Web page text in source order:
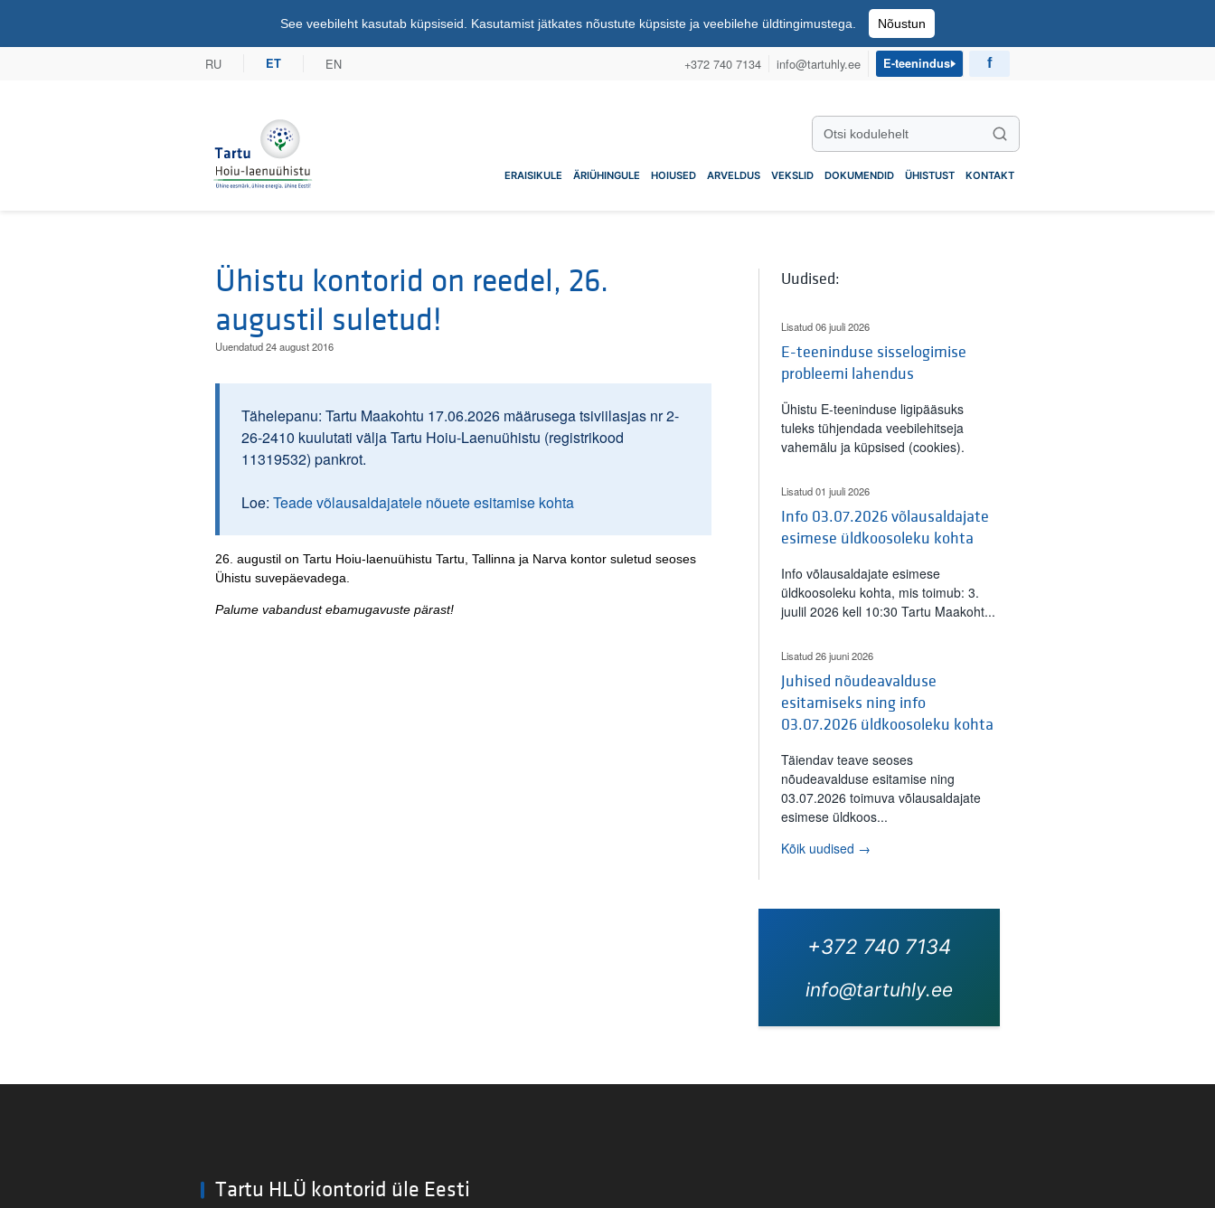
See veebileht kasutab küpsiseid. Kasutamist jätkates nõustute küpsiste ja veebilehe üldtingimustega. Nõustun
RU ET EN +372 740 7134 info@tartuhly.ee E-teenindus
Tartu Hoiu-laenuühistu
Otsi kodulehelt
Otsi
ERAISIKULE ÄRIÜHINGULE HOIUSED ARVELDUS VEKSLID DOKUMENDID ÜHISTUST KONTAKT
Ühistu kontorid on reedel, 26.
augustil suletud!
Uuendatud 24 august 2016
Tähelepanu: Tartu Maakohtu 17.06.2026 määrusega tsiviilasjas nr 2-
26-2410 kuulutati välja Tartu Hoiu-Laenuühistu (registrikood
11319532) pankrot.
Loe: Teade võlausaldajatele nõuete esitamise kohta
26. augustil on Tartu Hoiu-laenuühistu Tartu, Tallinna ja Narva kontor suletud seoses
Ühistu suvepäevadega.
Palume vabandust ebamugavuste pärast!
Uudised:
Lisatud 06 juuli 2026
E-teeninduse sisselogimise
probleemi lahendus
Ühistu E-teeninduse ligipääsuks
tuleks tühjendada veebilehitseja
vahemälu ja küpsised (cookies).
Lisatud 01 juuli 2026
Info 03.07.2026 võlausaldajate
esimese üldkoosoleku kohta
Info võlausaldajate esimese
üldkoosoleku kohta, mis toimub: 3.
juulil 2026 kell 10:30 Tartu Maakoht...
Lisatud 26 juuni 2026
Juhised nõudeavalduse
esitamiseks ning info
03.07.2026 üldkoosoleku kohta
Täiendav teave seoses
nõudeavalduse esitamise ning
03.07.2026 toimuva võlausaldajate
esimese üldkoos...
Kõik uudised →
+372 740 7134
info@tartuhly.ee
Tartu HLÜ kontorid üle Eesti